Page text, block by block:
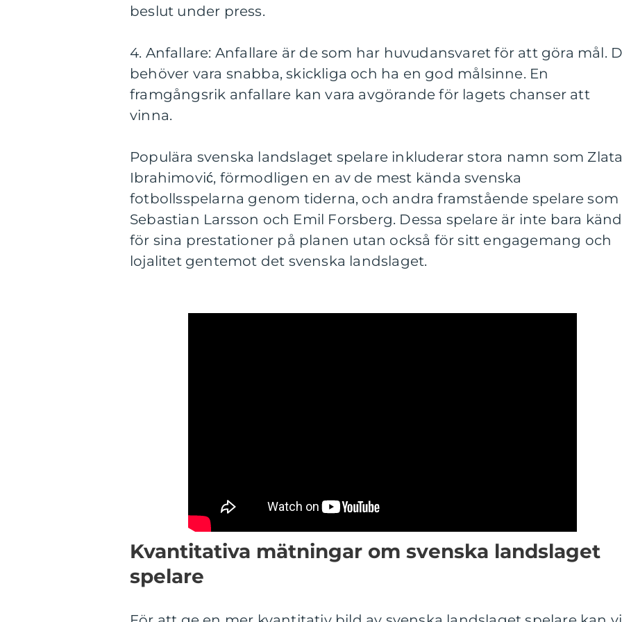
beslut under press.
4. Anfallare: Anfallare är de som har huvudansvaret för att göra mål.
behöver vara snabba, skickliga och ha en god målsinne. En
framgångsrik anfallare kan vara avgörande för lagets chanser att
vinna.
Populära svenska landslaget spelare inkluderar stora namn som
Ibrahimović, förmodligen en av de mest kända svenska
fotbollsspelarna genom tiderna, och andra framstående spelare som
Sebastian Larsson och Emil Forsberg. Dessa spelare är inte bara
för sina prestationer på planen utan också för sitt engagemang och
lojalitet gentemot det svenska landslaget.
Kvantitativa mätningar om svenska landslaget
spelare